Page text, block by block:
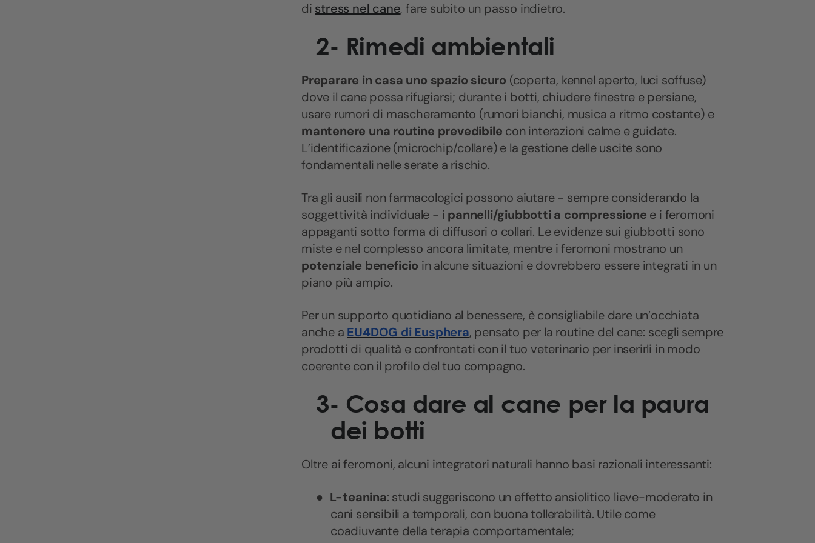
di stress nel cane, fare subito un passo indietro.
2- Rimedi ambientali
Preparare in casa uno spazio sicuro (coperta, kennel aperto, luci soffuse)
dove il cane possa rifugiarsi; durante i botti, chiudere finestre e persiane,
usare rumori di mascheramento (rumori bianchi, musica a ritmo costante) e
mantenere una routine prevedibile con interazioni calme e guidate.
L’identificazione (microchip/collare) e la gestione delle uscite sono
fondamentali nelle serate a rischio.
Tra gli ausili non farmacologici possono aiutare - sempre considerando la
soggettività individuale - i pannelli/giubbotti a compressione e i feromoni
appaganti sotto forma di diffusori o collari. Le evidenze sui giubbotti sono
miste e nel complesso ancora limitate, mentre i feromoni mostrano un
potenziale beneficio in alcune situazioni e dovrebbero essere integrati in un
piano più ampio.
Per un supporto quotidiano al benessere, è consigliabile dare un’occhiata
anche a EU4DOG di Eusphera, pensato per la routine del cane: scegli sempre
prodotti di qualità e confrontati con il tuo veterinario per inserirli in modo
coerente con il profilo del tuo compagno.
3- Cosa dare al cane per la paura
dei botti
Oltre ai feromoni, alcuni integratori naturali hanno basi razionali interessanti:
● L-teanina: studi suggeriscono un effetto ansiolitico lieve-moderato in
cani sensibili a temporali, con buona tollerabilità. Utile come
coadiuvante della terapia comportamentale;